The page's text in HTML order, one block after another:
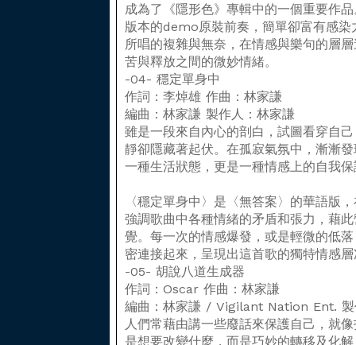
成為了《隱形色》專輯中的一個重要作
版本的demo原裝前奏，簡單卻富有感
所唱的複雜與無奈，在情感與樂句的層
苦與釋放之間的微妙情緒。
-04- 穩定單身中
作詞：李焯雄 作曲：林家謙
編曲：林家謙 製作人：林家謙
雖是一段來自內心的剖白，試圖看穿自
靜卻隱藏著起伏。在孤寂氣氛中，漸漸
一種生活狀態，更是一種情感上的自我
〈穩定單身中〉是〈無答案〉的華語版
強調歌曲中各種情緒的矛盾和張力，藉
覺。每一次的情感爆發，或是輕微的低
密連接起來，呈現出這首歌的獨特情感
-05- 胡說八道生成器
作詞：Oscar 作曲：林家謙
編曲：林家謙 / Vigilant Nation Ent. 製
人們常藉由講一些廢話來保護自己，就
是想要改變什麼，而是巧妙的轉移及化